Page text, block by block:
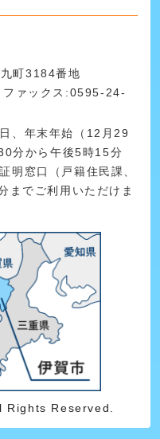
町3184番地
ファックス:0595-24-
、年末年始（12月29
分から午後5時15分
明窓口（戸籍住民課、
までご利用いただけま
Rights Reserved.